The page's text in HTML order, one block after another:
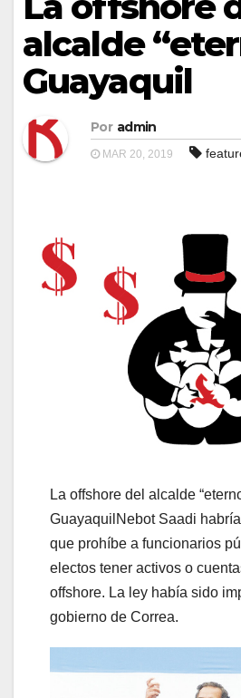
alcalde
Guayaquil
Por admin
MAR 20, 2019
La offshore del alcalde
GuayaquilNebot Saadi
que prohíbe a funcionarios
electos tener activos o
offshore. La ley había sido
gobierno de Correa.